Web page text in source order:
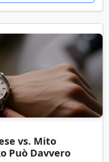
vs. Mito
Può Davvero